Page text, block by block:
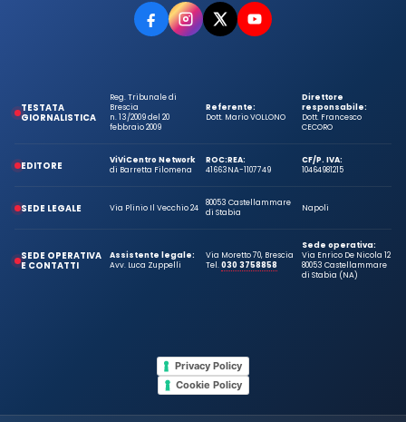
TESTATA
GIORNALISTICA
Reg. Tribunale di
Brescia
n. 13/2009 del 20
febbraio 2009
Referente:
Dott. Mario VOLLONO
Direttore
responsabile:
Dott. Francesco
CECORO
EDITORE
ViViCentro Network
di Barretta Filomena
ROC:
41663
REA:
NA-1107749
CF/P. IVA:
10464981215
SEDE LEGALE Via Plinio Il Vecchio 24
80053 Castellammare
di Stabia
Napoli
SEDE OPERATIVA
E CONTATTI
Assistente legale:
Avv. Luca Zuppelli
Via Moretto 70, Brescia
Tel.030 3758858
Sede operativa:
Via Enrico De Nicola 12
80053 Castellammare
di Stabia (NA)
Privacy Policy
Cookie Policy